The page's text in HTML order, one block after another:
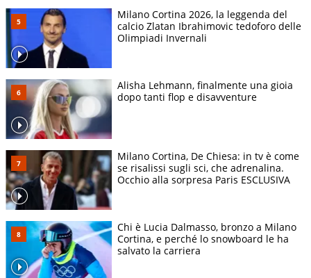
Milano Cortina 2026, la leggenda del
calcio Zlatan Ibrahimovic tedoforo delle
Olimpiadi Invernali
Alisha Lehmann, finalmente una gioia
dopo tanti flop e disavventure
Milano Cortina, De Chiesa: in tv è come
se risalissi sugli sci, che adrenalina.
Occhio alla sorpresa Paris ESCLUSIVA
Chi è Lucia Dalmasso, bronzo a Milano
Cortina, e perché lo snowboard le ha
salvato la carriera